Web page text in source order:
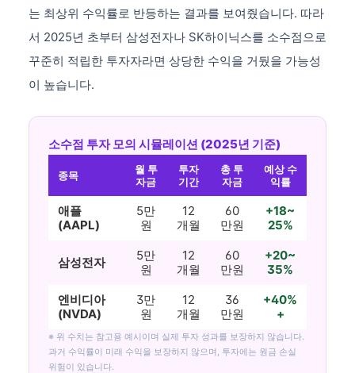
는 최상위 수익률로 반등하는 결과를 보여줬습니다. 따라
서 2025년 초부터 삼성전자나 SK하이닉스를 소수점으로
꾸준히 적립한 투자자라면 상당한 수익을 거뒀을 가능성
이 높습니다.
소수점 투자 모의 시뮬레이션 (2025년 기준)
종목
월 투
자금
투자
기간
총 투
자금
예상 수
익률
애플
(AAPL)
5만
원
12
개월
60
만원
+18~
25%
삼성전자
5만
원
12
개월
60
만원
+20~
35%
엔비디아
(NVDA)
3만
원
12
개월
36
만원
+40%
+
※ 위 수치는 참고용 예시이며 실제 투자 성과를 보장하지 않습니다.
과거 수익률이 미래 수익을 보장하지 않으며, 투자에는 원금 손실
위험이 있습니다.